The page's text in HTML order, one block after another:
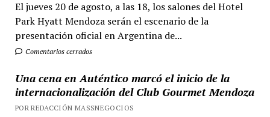
El jueves 20 de agosto, a las 18, los salones del Hotel
Park Hyatt Mendoza serán el escenario de la
presentación oficial en Argentina de...
Comentarios cerrados
Una cena en Auténtico marcó el inicio de la
internacionalización del Club Gourmet Mendoza
POR REDACCIÓN MASSNEGOCIOS